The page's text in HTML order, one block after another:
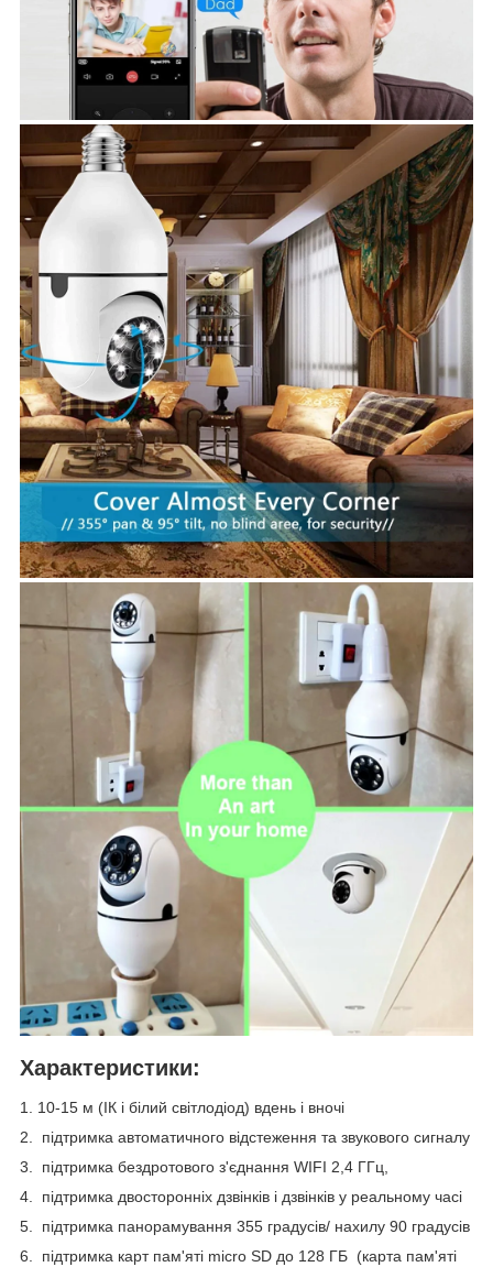
Характеристики:
1. 10-15 м (ІК і білий світлодіод) вдень і вночі
2. підтримка автоматичного відстеження та звукового сигналу
3. підтримка бездротового з'єднання WIFI 2,4 ГГц,
4. підтримка двосторонніх дзвінків і дзвінків у реальному часі
5. підтримка панорамування 355 градусів/ нахилу 90 градусів
6. підтримка карт пам'яті micro SD до 128 ГБ (карта пам'яті